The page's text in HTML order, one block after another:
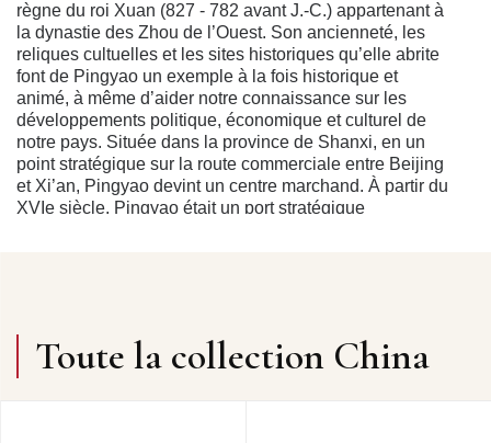
règne du roi Xuan (827 - 782 avant J.-C.) appartenant à
la dynastie des Zhou de l’Ouest. Son ancienneté, les
reliques cultuelles et les sites historiques qu’elle abrite
font de Pingyao un exemple à la fois historique et
animé, à même d’aider notre connaissance sur les
développements politique, économique et culturel de
notre pays. Située dans la province de Shanxi, en un
point stratégique sur la route commerciale entre Beijing
et Xi’an, Pingyao devint un centre marchand. À partir du
XVIe siècle, Pingyao était un port stratégique
appelées “Piao Hao”, lesquelles côtoyaient de
nombreux commerces et agences proposant des
services d’escortes armées. À l’est du Palais
Toute la collection China